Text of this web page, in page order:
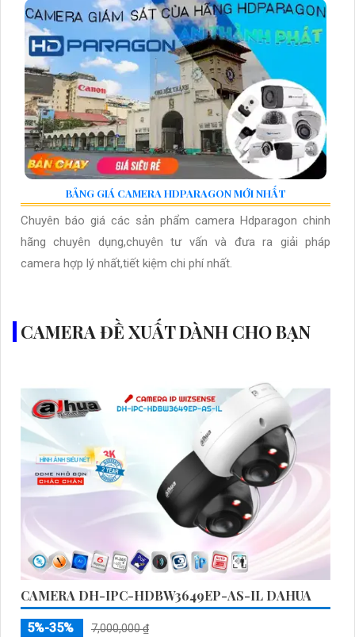
BẢNG GIÁ CAMERA HDPARAGON MỚI NHẤT
Chuyên báo giá các sản phẩm camera Hdparagon chinh
hãng chuyên dụng,chuyên tư vấn và đưa ra giải pháp
camera hợp lý nhất,tiết kiệm chi phí nhất.
CAMERA ĐỀ XUẤT DÀNH CHO BẠN
CAMERA DH-IPC-HDBW3649EP-AS-IL DAHUA
5%-35%
7,000,000 ₫